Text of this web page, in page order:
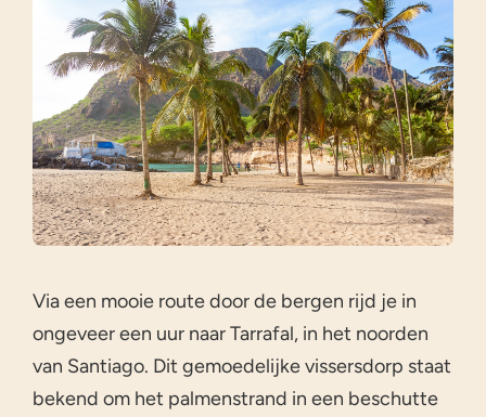
Via een mooie route door de bergen rijd je in
ongeveer een uur naar Tarrafal, in het noorden
van Santiago. Dit gemoedelijke vissersdorp staat
bekend om het palmenstrand in een beschutte